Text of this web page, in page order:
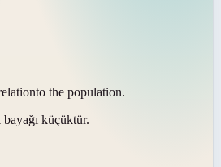
to the population.
bayağı küçüktür.